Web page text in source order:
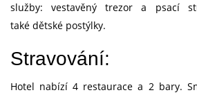
služby: vestavěný trezor a psací
také dětské postýlky.
Stravování:
Hotel nabízí 4 restaurace a 2 bary.